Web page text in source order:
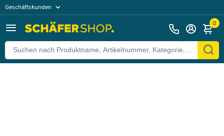
Geschäftskunden
0
Zurück